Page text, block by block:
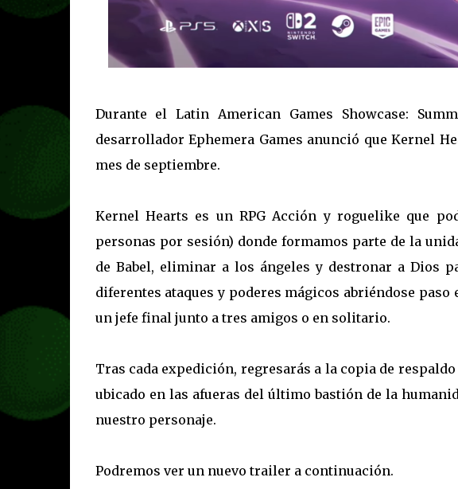
Durante el Latin American Games Showcase:
desarrollador Ephemera Games anunció que Kernel
mes de septiembre.
Kernel Hearts es un RPG Acción y roguelike que
personas por sesión) donde formamos parte de la
de Babel, eliminar a los ángeles y destronar a Dios
diferentes ataques y poderes mágicos abriéndose
un jefe final junto a tres amigos o en solitario.
Tras cada expedición, regresarás a la copia de
ubicado en las afueras del último bastión de la
nuestro personaje.
Podremos ver un nuevo trailer a continuación.